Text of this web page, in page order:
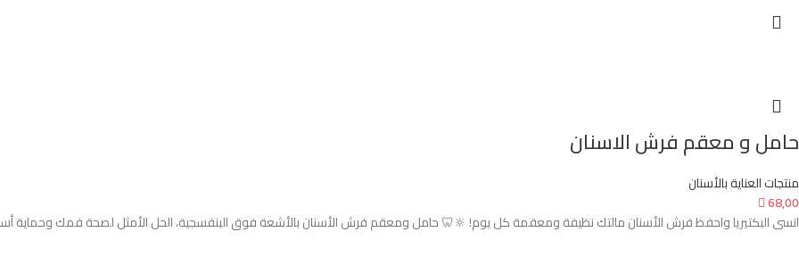
حامل و معقم فرش الاسنان
منتجات العناية بالأسنان
68,00
انسى البكتيريا واحفظ فرش الأسنان مالتك نظيفة ومعقمة كل يوم! 🔆🦷 حامل ومعقم فرش الأسنان بالأشعة فوق البنفسجية، الحل الأمثل لصحة فمك وحماية